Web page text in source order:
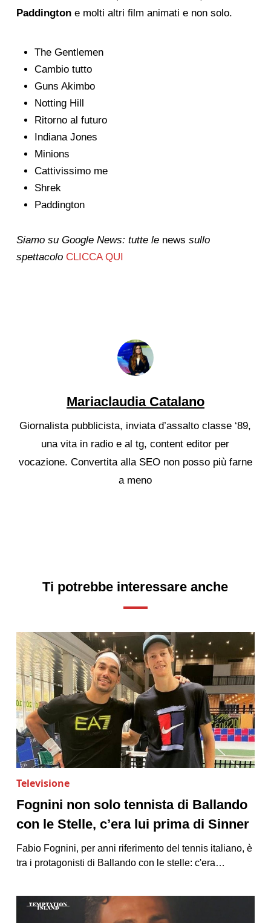
Paddingtone molti altri film animati e non solo.
The Gentlemen
Cambio tutto
Guns Akimbo
Notting Hill
Ritorno al futuro
Indiana Jones
Minions
Cattivissimo me
Shrek
Paddington
Siamo su Google News: tutte lenews sullo
spettacolo CLICCA QUI
Mariaclaudia Catalano
Giornalista pubblicista, inviata d’assalto classe ‘89,
una vita in radio e al tg, content editor per
vocazione. Convertita alla SEO non posso più farne
a meno
Ti potrebbe interessare anche
Televisione
Fognini non solo tennista di Ballando
con le Stelle, c’era lui prima di Sinner
Fabio Fognini, per anni riferimento del tennis italiano, è
tra i protagonisti di Ballando con le stelle: c'era…